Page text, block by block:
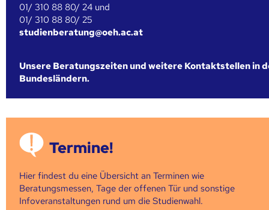
01/ 310 88 80/ 24 und
01/ 310 88 80/ 25
studienberatung@oeh.ac.at
Unsere Beratungszeiten und weitere Kontaktstellen in
Bundesländern.
Termine!
Hier findest du eine Übersicht an Terminen wie
Beratungsmessen, Tage der offenen Tür und sonstige
Infoveranstaltungen rund um die Studienwahl.